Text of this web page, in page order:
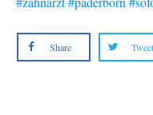
Share Tweet